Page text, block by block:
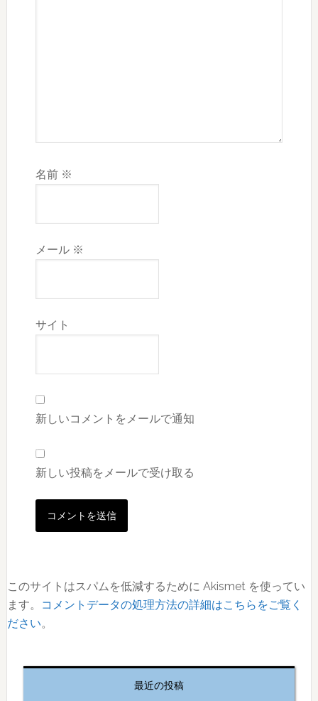
名前 ※
メール ※
サイト
新しいコメントをメールで通知
新しい投稿をメールで受け取る
このサイトはスパムを低減するために Akismet を使ってい
ます。
コメントデータの処理方法の詳細はこちらをご覧く
ださい。
最近の投稿